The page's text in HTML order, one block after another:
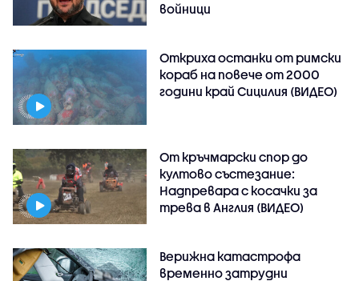
войници
Откриха останки от римски
кораб на повече от 2000
години край Сицилия (ВИДЕО)
От кръчмарски спор до
култово състезание:
Надпревара с косачки за
трева в Англия (ВИДЕО)
Верижна катастрофа
временно затрудни